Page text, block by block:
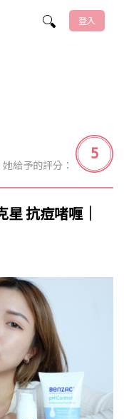
登入
她給予的評分： 5
抗痘啫喱｜